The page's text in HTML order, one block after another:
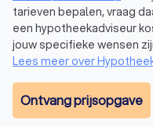
op begeleiding en
hypotheek kiezen? Dan
bij het vinden van de
één bank of aanbieder.
Hoe vind je de
tarieven bepalen, vraag
een hypotheekadviseur
jouw specifieke wensen
Lees meer over
Ontvang prijsopgave